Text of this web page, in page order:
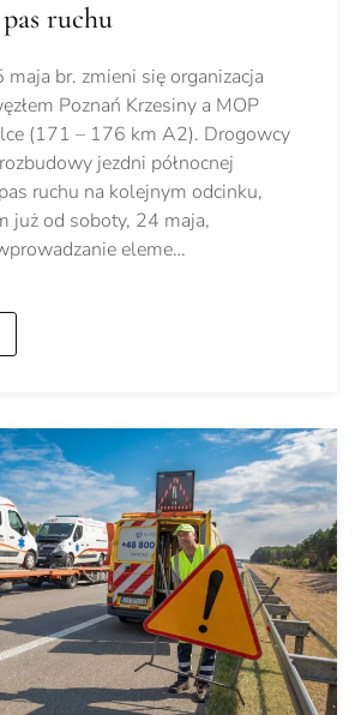
ruchu
br. zmieni się organizacja
Poznań Krzesiny a MOP
(171 – 176 km A2). Drogowcy
jezdni północnej
ruchu na kolejnym odcinku,
już od soboty, 24 maja,
eleme…